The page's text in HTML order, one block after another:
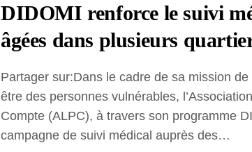
DIDOMI renforce le suivi
âgées dans plusieurs
Partager sur:Dans le cadre de sa mission
être des personnes vulnérables,
Compte (ALPC), à travers son programme
campagne de suivi médical auprès des…